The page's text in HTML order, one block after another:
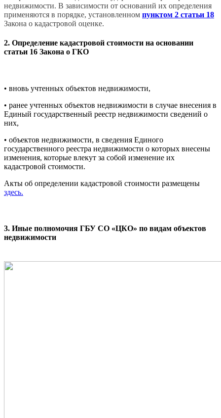
недвижимости. В зависимости от оснований их определения
применяются в порядке, установленном пунктом 2 статьи 18
Закона о кадастровой оценке.
2. Определение кадастровой стоимости на основании
статьи 16 Закона о ГКО
• вновь учтенных объектов недвижимости,
• ранее учтенных объектов недвижимости в случае внесения в
Единый государственный реестр недвижимости сведений о
них,
• объектов недвижимости, в сведения Единого
государственного реестра недвижимости о которых внесены
изменения, которые влекут за собой изменение их
кадастровой стоимости.
Акты об определении кадастровой стоимости размещены
здесь.
3. Иные полномочия ГБУ СО «ЦКО» по видам объектов
недвижимости